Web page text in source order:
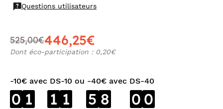
Questions utilisateurs
525,00€446,25€
Dont éco-participation : 0,20€
-10€ avec DS-10 ou -40€ avec DS-40
0 1 1 1 5 8 0 0